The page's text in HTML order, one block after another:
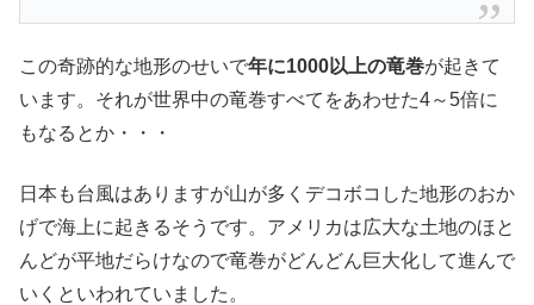
この奇跡的な地形のせいで年に1000以上の竜巻が起きて
います。それが世界中の竜巻すべてをあわせた4～5倍に
もなるとか・・・
日本も台風はありますが山が多くデコボコした地形のおか
げで海上に起きるそうです。アメリカは広大な土地のほと
んどが平地だらけなので竜巻がどんどん巨大化して進んで
いくといわれていました。